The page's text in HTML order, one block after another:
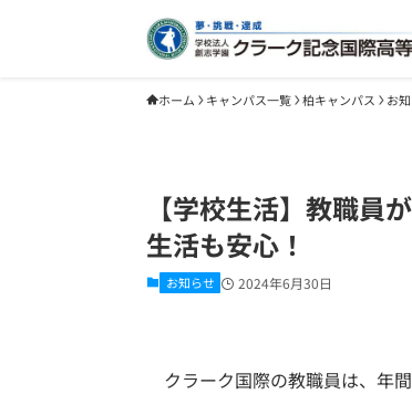
ホーム キャンパス一覧 柏キャンパス お
【学校生活】教職員
生活も安心！
お知らせ 2024年6月30日
クラーク国際の教職員は、年